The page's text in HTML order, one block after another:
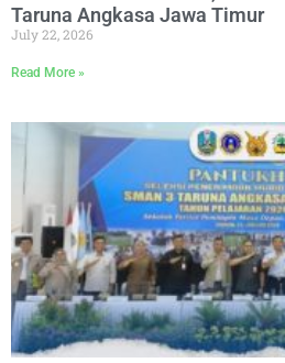
Taruna Angkasa Jawa Timur
July 22, 2026
Read More »